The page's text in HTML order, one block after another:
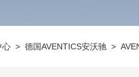
心 > 德国AVENTICS安沃驰 >